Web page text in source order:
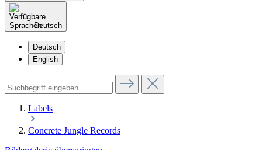
Deutsch
Deutsch
English
Labels
Concrete Jungle Records